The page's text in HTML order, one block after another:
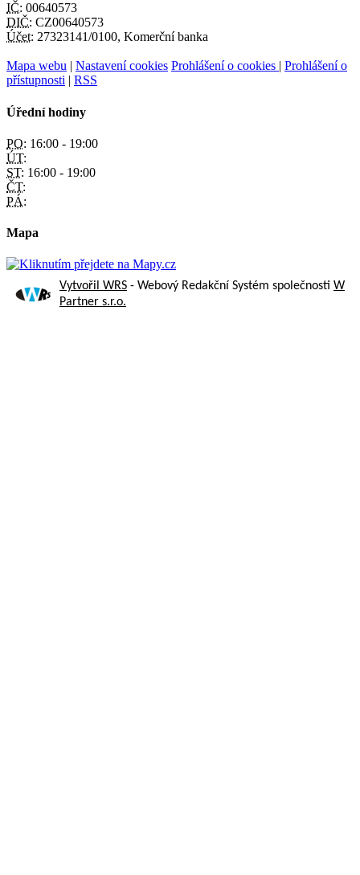
IČ: 00640573
DIČ: CZ00640573
Účet: 27323141/0100, Komerční banka
Mapa webu | Nastavení cookies Prohlášení o cookies | Prohlášení o
přístupnosti | RSS
Úřední hodiny
PO: 16:00 - 19:00
ÚT:
ST: 16:00 - 19:00
ČT:
PÁ:
Mapa
Vytvořil WRS - Webový Redakční Systém společnosti W
Partner s.r.o.